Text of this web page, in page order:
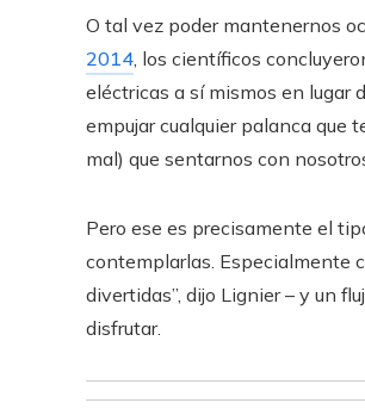
O tal vez poder mantenernos
2014 , los científicos
eléctricas a sí mismos en lugar
empujar cualquier palanca que
mal) que sentarnos con
Pero ese es precisamente el
contemplarlas. Especialmente
divertidas”, dijo Lignier – y un
disfrutar.